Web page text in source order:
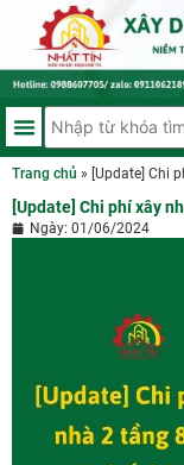
Trang chủ » [Update] Chi
[Update] Chi phí xây
Ngày: 01/06/2024